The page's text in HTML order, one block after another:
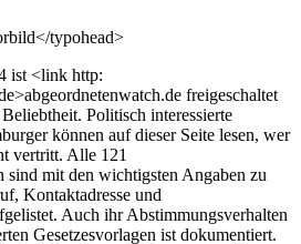
typohead>
ist <link http:
freigeschaltet
Politisch interessierte
können auf dieser Seite lesen, wer
vertritt. Alle 121
sind mit den wichtigsten Angaben zu
Kontaktadresse und
Auch ihr Abstimmungsverhalten
Gesetzesvorlagen ist dokumentiert.